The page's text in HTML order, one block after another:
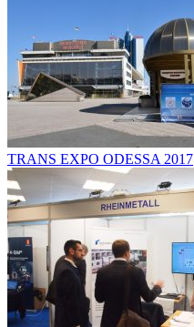
TRANS EXPO ODESSA 2017